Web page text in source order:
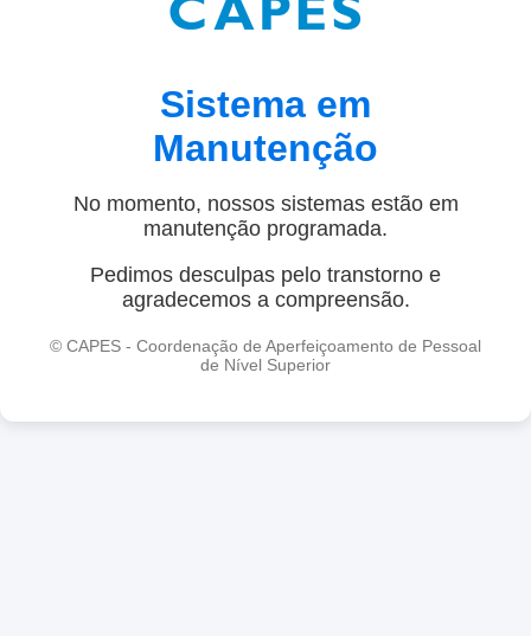
Sistema em
Manutenção
No momento, nossos sistemas estão em
manutenção programada.
Pedimos desculpas pelo transtorno e
agradecemos a compreensão.
© CAPES - Coordenação de Aperfeiçoamento de Pessoal
de Nível Superior